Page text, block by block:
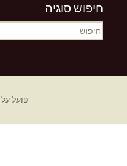
חיפוש סוגיה
חיפוש:
פועל על WordPress